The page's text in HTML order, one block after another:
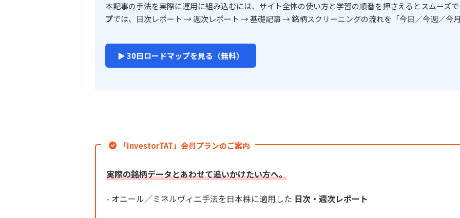
本記事の手法を実際に運用に組み込むには、サイト全体の使い方と学習の順番を押さえるとスムーズ
プでは、日次レポート → 週次レポート → 基礎記事 → 銘柄スクリーニングの流れを「今日／今週／今
▶ 30日ロードマップを見る（無料）
「InvestorTAT」会員プランのご案内
実際の銘柄データとあわせて追いかけたい方へ。
- オニール／ミネルヴィニ手法を日本株に適用した 日次・週次レポート